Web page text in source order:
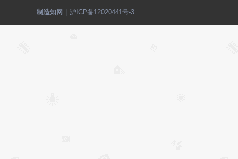
制造知网 沪ICP备12020441号-3